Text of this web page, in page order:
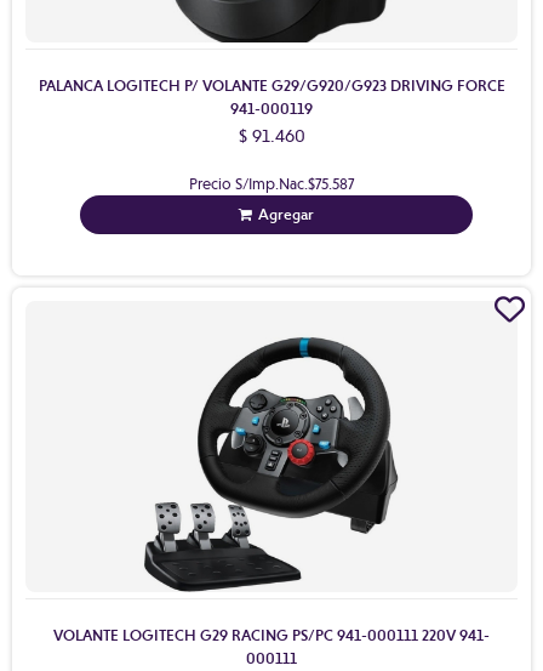
PALANCA LOGITECH P/ VOLANTE G29/G920/G923 DRIVING FORCE
941-000119
$ 91.460
Precio S/Imp.Nac.$75.587
Agregar
VOLANTE LOGITECH G29 RACING PS/PC 941-000111 220V 941-
000111